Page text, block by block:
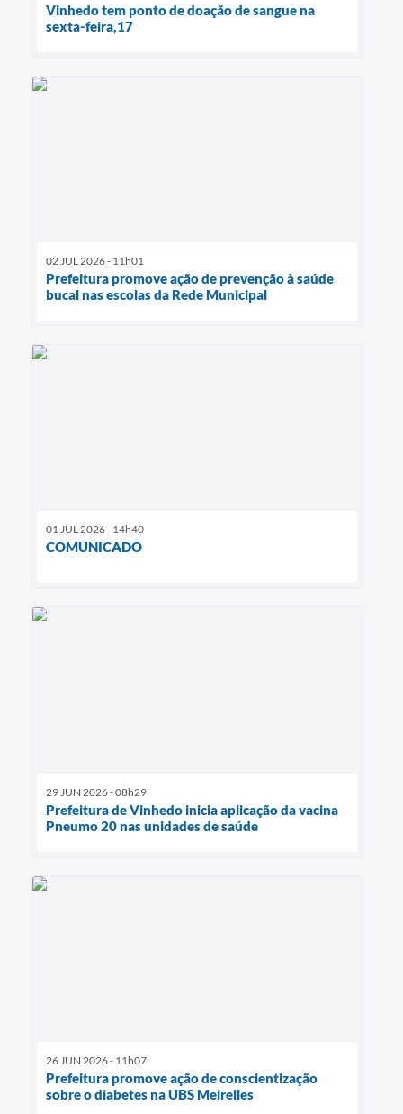
Vinhedo tem ponto de doação de sangue na
sexta-feira,17
02 JUL 2026 - 11h01
Prefeitura promove ação de prevenção à saúde
bucal nas escolas da Rede Municipal
01 JUL 2026 - 14h40
COMUNICADO
29 JUN 2026 - 08h29
Prefeitura de Vinhedo inicia aplicação da vacina
Pneumo 20 nas unidades de saúde
26 JUN 2026 - 11h07
Prefeitura promove ação de conscientização
sobre o diabetes na UBS Meirelles